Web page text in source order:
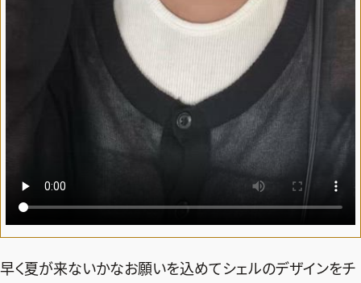
ファッション、ライフスタイル、
そしてエクラの美意識を、SNSで発信しています。
JOIN US
編集部から届くメールマガジン、
会員限定プレゼントや特別イベントへの応募など
早く夏が来ないかなお願いを込めてシェルのデザインをチ